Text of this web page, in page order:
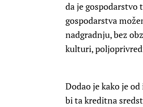
da je gospodarstvo
gospodarstva
nadgradnju, bez
kulturi,
Dodao je kako je
bi ta kreditna